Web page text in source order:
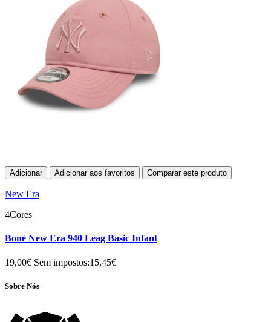
Adicionar Adicionar aos favoritos Comparar este produto
New Era
4Cores
Boné New Era 940 Leag Basic Infant
19,00€ Sem impostos:15,45€
Sobre Nós